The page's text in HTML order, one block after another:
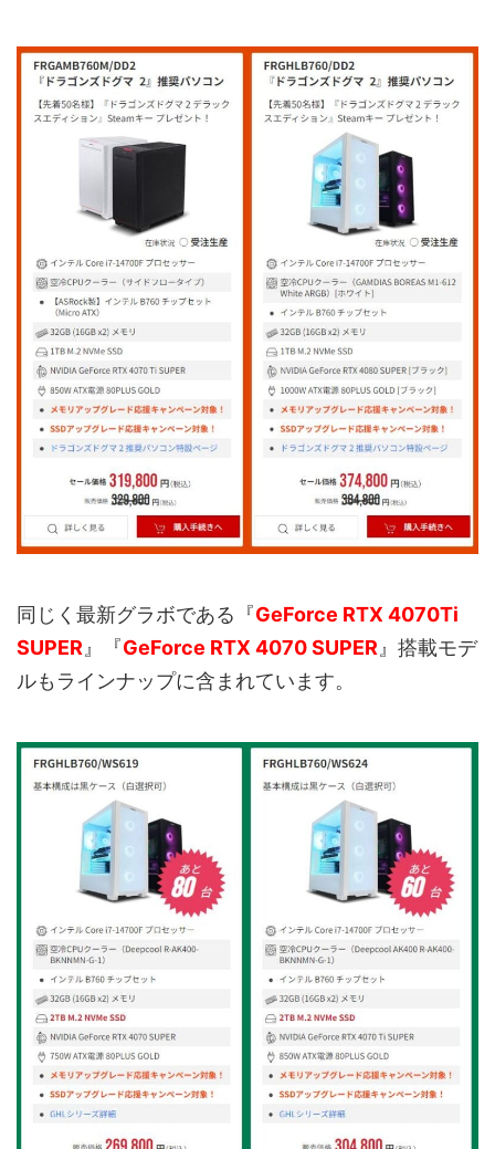
同じく最新グラボである『GeForce RTX 4070Ti
SUPER 』『GeForce RTX 4070 SUPER 』搭載モデ
ルもラインナップに含まれています。